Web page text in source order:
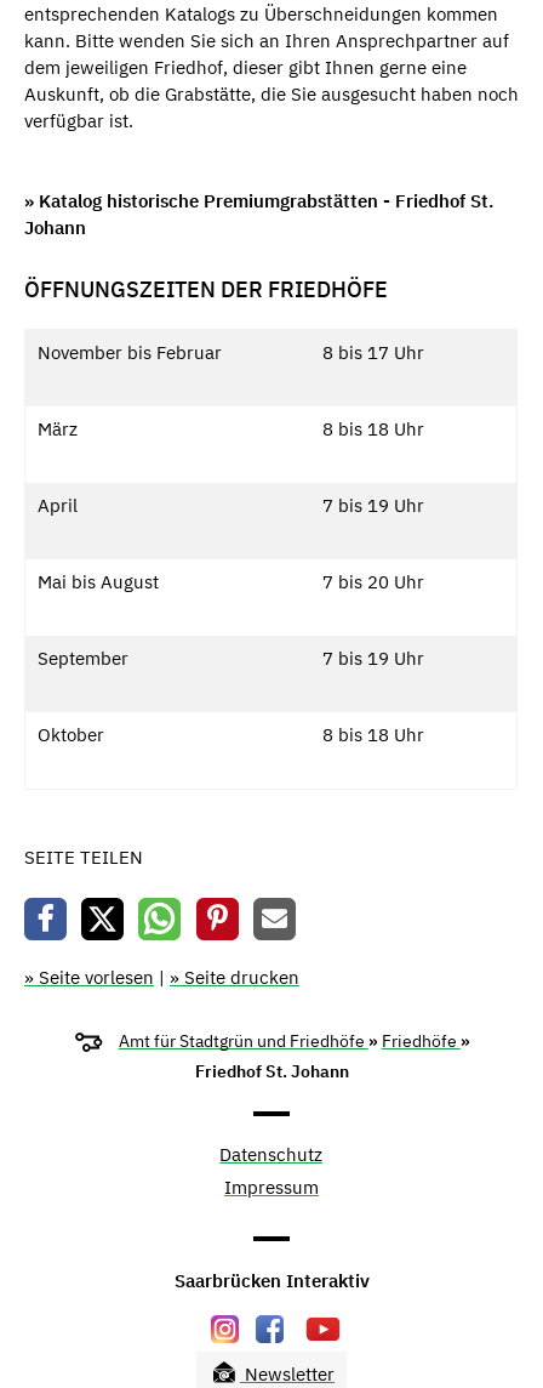
entsprechenden Katalogs zu Überschneidungen kommen
kann. Bitte wenden Sie sich an Ihren Ansprechpartner auf
dem jeweiligen Friedhof, dieser gibt Ihnen gerne eine
Auskunft, ob die Grabstätte, die Sie ausgesucht haben noch
verfügbar ist.
» Katalog historische Premiumgrabstätten - Friedhof St.
Johann
ÖFFNUNGSZEITEN DER FRIEDHÖFE
November bis Februar 8 bis 17 Uhr
März 8 bis 18 Uhr
April 7 bis 19 Uhr
Mai bis August 7 bis 20 Uhr
September 7 bis 19 Uhr
Oktober 8 bis 18 Uhr
SEITE TEILEN
» Seite vorlesen | » Seite drucken
Amt für Stadtgrün und Friedhöfe » Friedhöfe »
Friedhof St. Johann
Datenschutz
Impressum
Saarbrücken Interaktiv
Newsletter